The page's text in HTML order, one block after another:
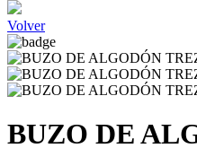
Volver
BUZO DE